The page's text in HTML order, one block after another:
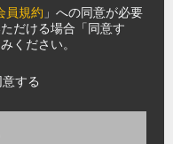
員規約 」への同意が必要
だける場合「同意す
ください。
する